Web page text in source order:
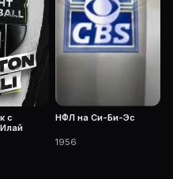
с
НФЛ на Си-Би-Эс
1956